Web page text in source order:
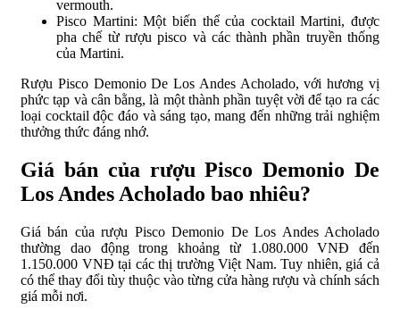
vermouth.
Pisco Martini: Một biến thể của cocktail Martini, được
pha chế từ rượu pisco và các thành phần truyền thống
của Martini.
Rượu Pisco Demonio De Los Andes Acholado, với hương vị
phức tạp và cân bằng, là một thành phần tuyệt vời để tạo ra các
loại cocktail độc đáo và sáng tạo, mang đến những trải nghiệm
thưởng thức đáng nhớ.
Giá bán của rượu Pisco Demonio De
Los Andes Acholado bao nhiêu?
Giá bán của rượu Pisco Demonio De Los Andes Acholado
thường dao động trong khoảng từ 1.080.000 VNĐ đến
1.150.000 VNĐ tại các thị trường Việt Nam. Tuy nhiên, giá cả
có thể thay đổi tùy thuộc vào từng cửa hàng rượu và chính sách
giá mỗi nơi.